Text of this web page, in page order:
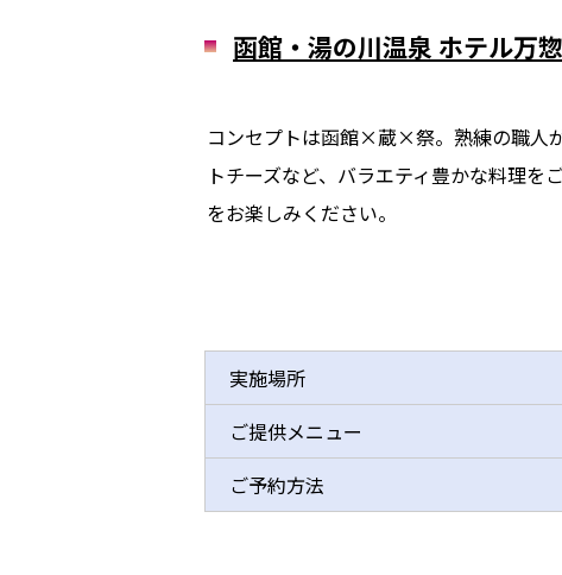
函館・湯の川温泉 ホテル万惣
コンセプトは函館×蔵×祭。熟練の職人
トチーズなど、バラエティ豊かな料理
をお楽しみください。
実施場所
ご提供メニュー
ご予約方法